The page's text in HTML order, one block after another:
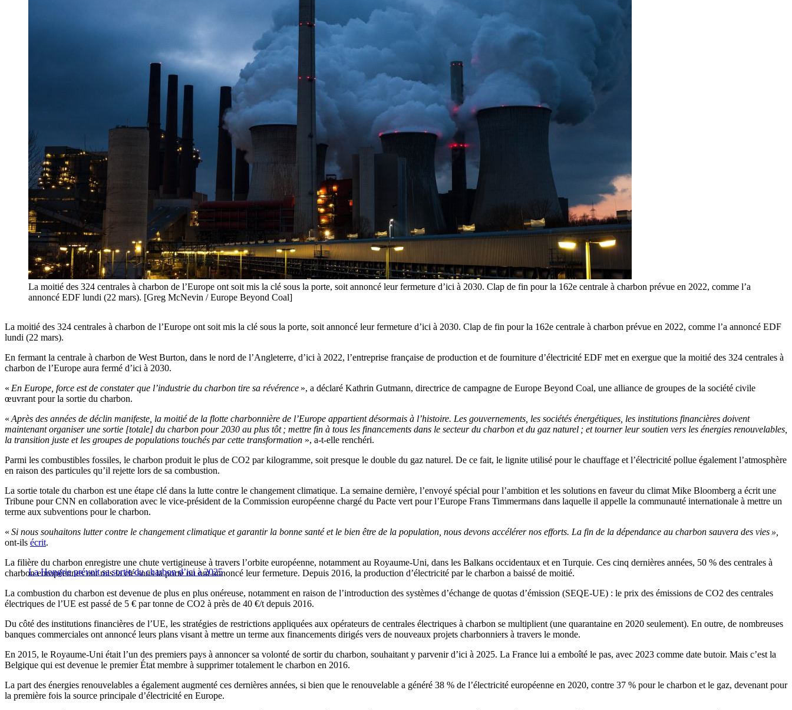
La moitié des 324 centrales à charbon de l’Europe ont soit mis la clé sous la porte, soit annoncé leur fermeture d’ici à 2030. Clap de fin pour la 162e centrale à charbon prévue en 2022, comme l’a
annoncé EDF lundi (22 mars). [Greg McNevin / Europe Beyond Coal]
La moitié des 324 centrales à charbon de l’Europe ont soit mis la clé sous la porte, soit annoncé leur fermeture d’ici à 2030. Clap de fin pour la 162e centrale à charbon prévue en 2022, comme l’a annoncé EDF
lundi (22 mars).
En fermant la centrale à charbon de West Burton, dans le nord de l’Angleterre, d’ici à 2022, l’entreprise française de production et de fourniture d’électricité EDF met en exergue que la moitié des 324 centrales à
charbon de l’Europe aura fermé d’ici à 2030.
« En Europe, force est de constater que l’industrie du charbon tire sa révérence », a déclaré Kathrin Gutmann, directrice de campagne de Europe Beyond Coal, une alliance de groupes de la société civile
œuvrant pour la sortie du charbon.
« Après des années de déclin manifeste, la moitié de la flotte charbonnière de l’Europe appartient désormais à l’histoire. Les gouvernements, les sociétés énergétiques, les institutions financières doivent
maintenant organiser une sortie [totale] du charbon pour 2030 au plus tôt ; mettre fin à tous les financements dans le secteur du charbon et du gaz naturel ; et tourner leur soutien vers les énergies renouvelables,
la transition juste et les groupes de populations touchés par cette transformation », a-t-elle renchéri.
Parmi les combustibles fossiles, le charbon produit le plus de CO2 par kilogramme, soit presque le double du gaz naturel. De ce fait, le lignite utilisé pour le chauffage et l’électricité pollue également l’atmosphère
en raison des particules qu’il rejette lors de sa combustion.
La sortie totale du charbon est une étape clé dans la lutte contre le changement climatique. La semaine dernière, l’envoyé spécial pour l’ambition et les solutions en faveur du climat Mike Bloomberg a écrit une
Tribune pour CNN en collaboration avec le vice-président de la Commission européenne chargé du Pacte vert pour l’Europe Frans Timmermans dans laquelle il appelle la communauté internationale à mettre un
terme aux subventions pour le charbon.
« Si nous souhaitons lutter contre le changement climatique et garantir la bonne santé et le bien être de la population, nous devons accélérer nos efforts. La fin de la dépendance au charbon sauvera des vies »,
ont-ils écrit.
La Hongrie prévoit sa sortie du charbon d’ici à 2025
La filière du charbon enregistre une chute vertigineuse à travers l’orbite européenne, notamment au Royaume-Uni, dans les Balkans occidentaux et en Turquie. Ces cinq dernières années, 50 % des centrales à
charbon européennes ont mis la clé sous la porte ou ont annoncé leur fermeture. Depuis 2016, la production d’électricité par le charbon a baissé de moitié.
La combustion du charbon est devenue de plus en plus onéreuse, notamment en raison de l’introduction des systèmes d’échange de quotas d’émission (SEQE-UE) : le prix des émissions de CO2 des centrales
électriques de l’UE est passé de 5 € par tonne de CO2 à près de 40 €/t depuis 2016.
Du côté des institutions financières de l’UE, les stratégies de restrictions appliquées aux opérateurs de centrales électriques à charbon se multiplient (une quarantaine en 2020 seulement). En outre, de nombreuses
banques commerciales ont annoncé leurs plans visant à mettre un terme aux financements dirigés vers de nouveaux projets charbonniers à travers le monde.
En 2015, le Royaume-Uni était l’un des premiers pays à annoncer sa volonté de sortir du charbon, souhaitant y parvenir d’ici à 2025. La France lui a emboîté le pas, avec 2023 comme date butoir. Mais c’est la
Belgique qui est devenue le premier État membre à supprimer totalement le charbon en 2016.
La part des énergies renouvelables a également augmenté ces dernières années, si bien que le renouvelable a généré 38 % de l’électricité européenne en 2020, contre 37 % pour le charbon et le gaz, devenant pour
la première fois la source principale d’électricité en Europe.